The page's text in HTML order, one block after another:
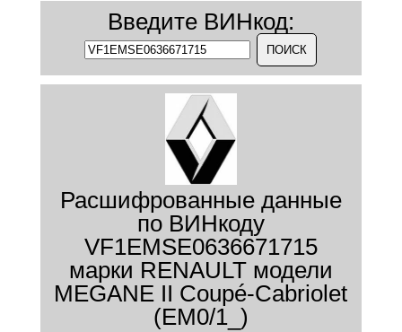
Введите ВИНкод:
Расшифрованные данные
по ВИНкоду
VF1EMSE0636671715
марки RENAULT модели
MEGANE II Coupé-Cabriolet
(EM0/1_)